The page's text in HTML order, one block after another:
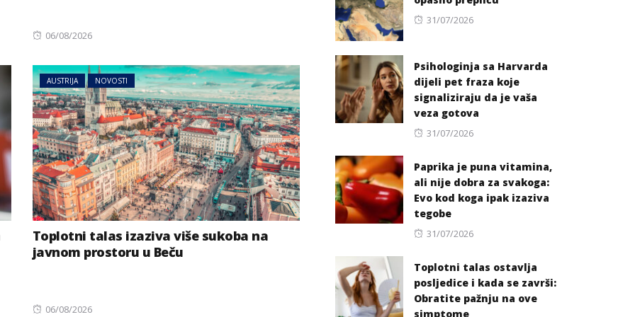
Posted
06/08/2026
AUSTRIJA NOVOSTI
Toplotni talas izaziva više sukoba na
javnom prostoru u Beču
Posted
06/08/2026
Posted
31/07/2026
Psihologinja sa Harvarda
dijeli pet fraza koje
signaliziraju da je vaša
veza gotova
Posted
31/07/2026
Paprika je puna vitamina,
ali nije dobra za svakoga:
Evo kod koga ipak izaziva
tegobe
Posted
31/07/2026
Toplotni talas ostavlja
posljedice i kada se završi:
Obratite pažnju na ove
simptome